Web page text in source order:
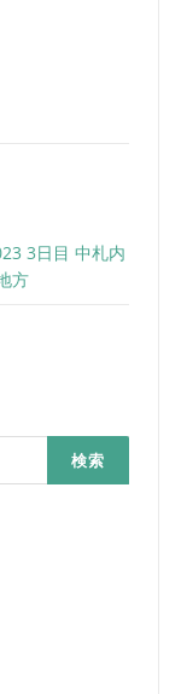
3日目 中札内
方